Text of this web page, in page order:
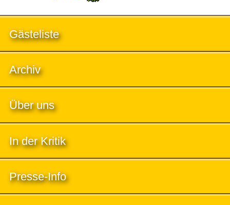
Gästeliste
Archiv
Über uns
In der Kritik
Presse-Info